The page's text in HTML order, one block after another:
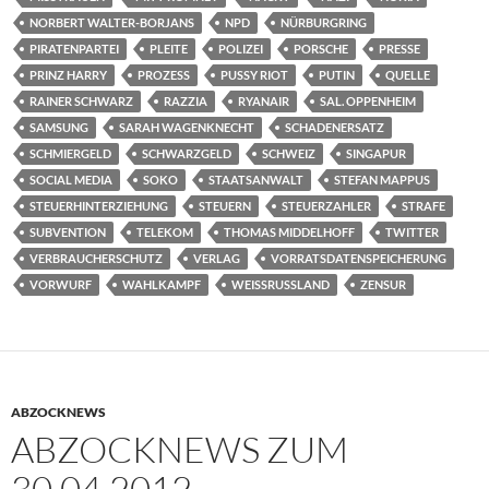
NORBERT WALTER-BORJANS
NPD
NÜRBURGRING
PIRATENPARTEI
PLEITE POLIZEI PORSCHE
PRESSE
PRINZ HARRY
PROZESS PUSSY RIOT PUTIN
QUELLE
RAINER SCHWARZ
RAZZIA RYANAIR
SAL. OPPENHEIM
SAMSUNG
SARAH WAGENKNECHT
SCHADENERSATZ
SCHMIERGELD
SCHWARZGELD SCHWEIZ
SINGAPUR
SOCIAL MEDIA
SOKO STAATSANWALT
STEFAN MAPPUS
STEUERHINTERZIEHUNG
STEUERN STEUERZAHLER
STRAFE
SUBVENTION
TELEKOM THOMAS MIDDELHOFF
TWITTER
VERBRAUCHERSCHUTZ
VERLAG
VORRATSDATENSPEICHERUNG
VORWURF
WAHLKAMPF WEISSRUSSLAND ZENSUR
ABZOCKNEWS
ABZOCKNEWS ZUM